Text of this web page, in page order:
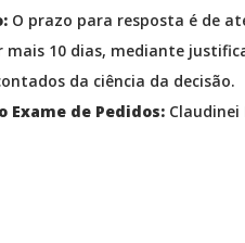
O prazo para resposta é de
mais 10 dias, mediante
da ciência da decisão.
de Pedidos:Claudinei